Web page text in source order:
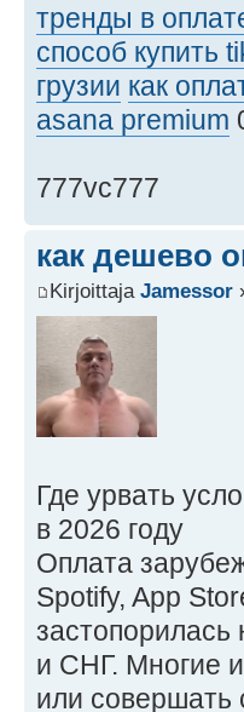
тренды в
способ купить
грузии как
asana premium
777vc777
как дешево
Kirjoittaja Jamessor
Где урвать
в 2026 году
Оплата
Spotify, App
застопорилась
и СНГ. Многие
или совершать